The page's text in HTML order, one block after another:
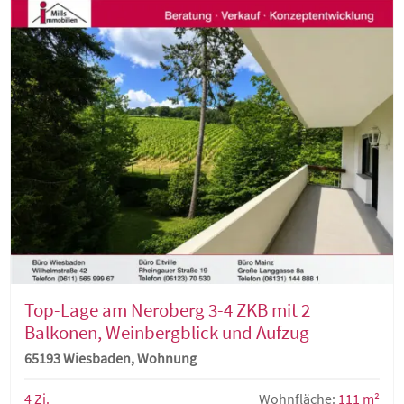
Top-Lage am Neroberg 3-4 ZKB mit 2
Balkonen, Weinbergblick und Aufzug
65193 Wiesbaden, Wohnung
4 Zi. Wohnfläche: 111 m²